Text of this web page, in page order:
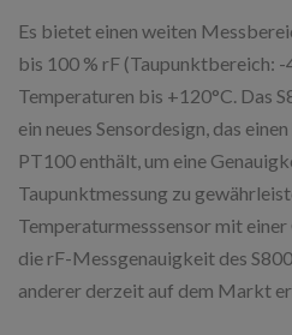
Es bietet einen weiten
bis 100 % rF (Taupunktbereich:
Temperaturen bis +120°C. Das
ein neues Sensordesign, das
PT100 enthält, um eine
Taupunktmessung zu
Temperaturmesssensor mit
die rF-Messgenauigkeit des
anderer derzeit auf dem Markt